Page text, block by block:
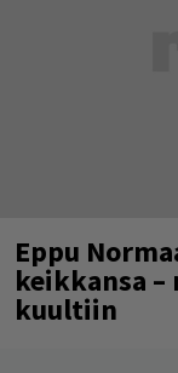
Eppu
keikkansa
kuultiin